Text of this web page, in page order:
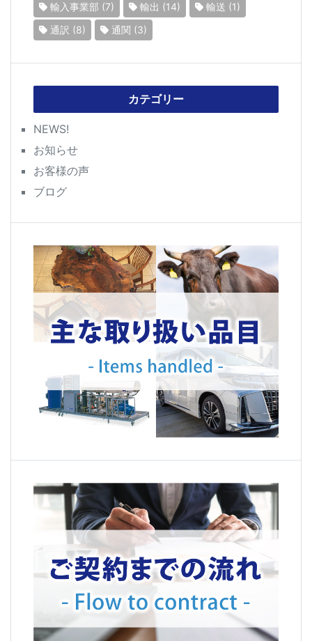
輸入事業部 (7) 輸出 (14) 輸送 (1)
通訳 (8) 通関 (3)
カテゴリー
NEWS!
お知らせ
お客様の声
ブログ